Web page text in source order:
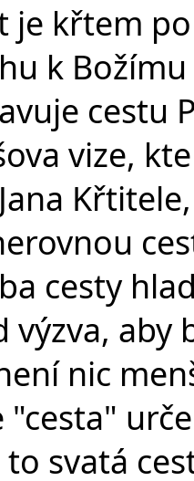
je křtem
k
cestu
vize,
cesty
aby
nic
"cesta"
svatá